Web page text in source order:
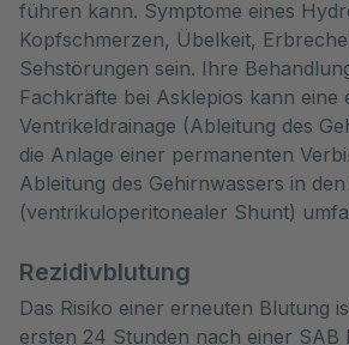
führen kann. Symptome eines
Kopfschmerzen, Übelkeit,
Sehstörungen sein. Ihre
Fachkräfte bei Asklepios kann eine
Ventrikeldrainage (Ableitung des
die Anlage einer permanenten
Ableitung des Gehirnwassers in
(ventrikuloperitonealer Shunt)
Rezidivblutung
Das Risiko einer erneuten Blutung
ersten 24 Stunden nach einer SAB